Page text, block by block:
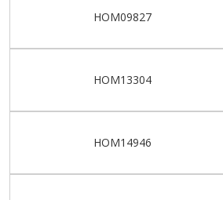
HOM09827
HOM13304
HOM14946